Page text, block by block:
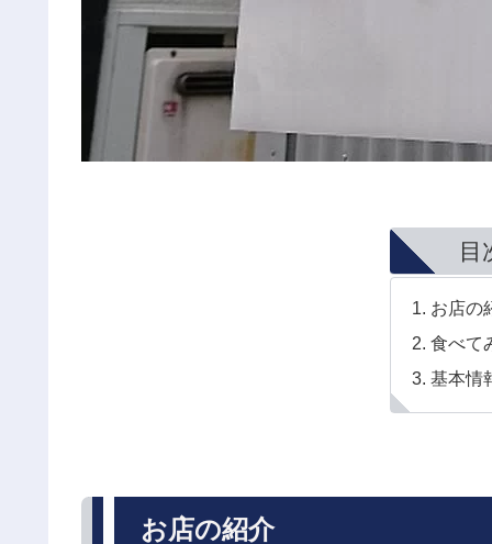
目
お店の
食べて
基本情
お店の紹介